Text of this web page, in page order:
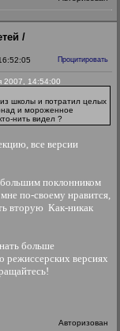
/
Процитировать
2007, 14:54:00
школы и потратил целых
и мороженное
нить видел ?
все версии
поклонником
по-своему нравится,
вторую Как-никак
больше
режиссерских версиях
Авторизован